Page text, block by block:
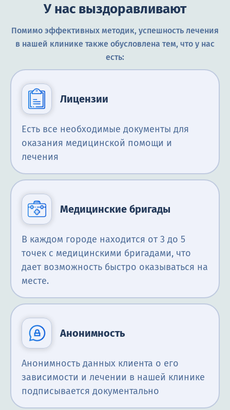
У нас выздоравливают
Помимо эффективных методик, успешность лечения
в нашей клинике также обусловлена тем, что у нас
есть:
Лицензии
Есть все необходимые документы для
оказания медицинской помощи и
лечения
Медицинские бригады
В каждом городе находится от 3 до 5
точек с медицинскими бригадами, что
дает возможность быстро оказываться на
месте.
Анонимность
Анонимность данных клиента о его
зависимости и лечении в нашей клинике
подписывается документально